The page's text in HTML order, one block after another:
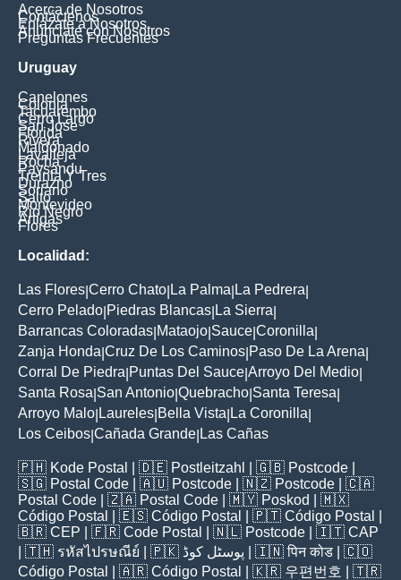
Acerca de Nosotros
Contáctenos
Enlázate a Nosotros
Anúnciate con Nosotros
Preguntas Frecuentes
Uruguay
Canelones
Colonia
Tacuarembo
Cerro Largo
San Jose
Florida
Rivera
Maldonado
Lavalleja
Rocha
Paysandu
Treinta Y Tres
Durazno
Soriano
Salto
Montevideo
Rio Negro
Artigas
Flores
Localidad:
Las Flores Cerro Chato La Palma La Pedrera
Cerro Pelado Piedras Blancas La Sierra
Barrancas Coloradas Mataojo Sauce Coronilla
Zanja Honda Cruz De Los Caminos Paso De La Arena
Corral De Piedra Puntas Del Sauce Arroyo Del Medio
Santa Rosa San Antonio Quebracho Santa Teresa
Arroyo Malo Laureles Bella Vista La Coronilla
Los Ceibos Cañada Grande Las Cañas
🇵🇭 Kode Postal | 🇩🇪 Postleitzahl | 🇬🇧 Postcode
🇸🇬 Postal Code | 🇦🇺 Postcode | 🇳🇿 Postcode | 🇨🇦
Postal Code | 🇿🇦 Postal Code | 🇲🇾 Poskod
| 🇲🇽
Código Postal
| 🇪🇸 Código Postal | 🇵🇹 Código Postal
🇧🇷 CEP | 🇫🇷 Code Postal | 🇳🇱 Postcode | 🇮🇹 CAP
| 🇹🇭 รหัสไปรษณีย์ | 🇵🇰 پوسٹل کوڈ | 🇮🇳पिन कोड | 🇨🇴
Código Postal
| 🇦🇷 Código Postal | 🇰🇷 우편번호
| 🇹🇷